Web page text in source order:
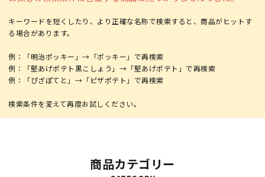
キーワードを短くしたり、より正確な名称で検索すると、商品がヒットす
る場合があります。
例：「明治ポッキー」→「ポッキー」で再検索
例：「堅あげポテト黒こしょう」→「堅あげポテト」で再検索
例：「ぴざぽてと」→「ピザポテト」で再検索
商品カテゴリー